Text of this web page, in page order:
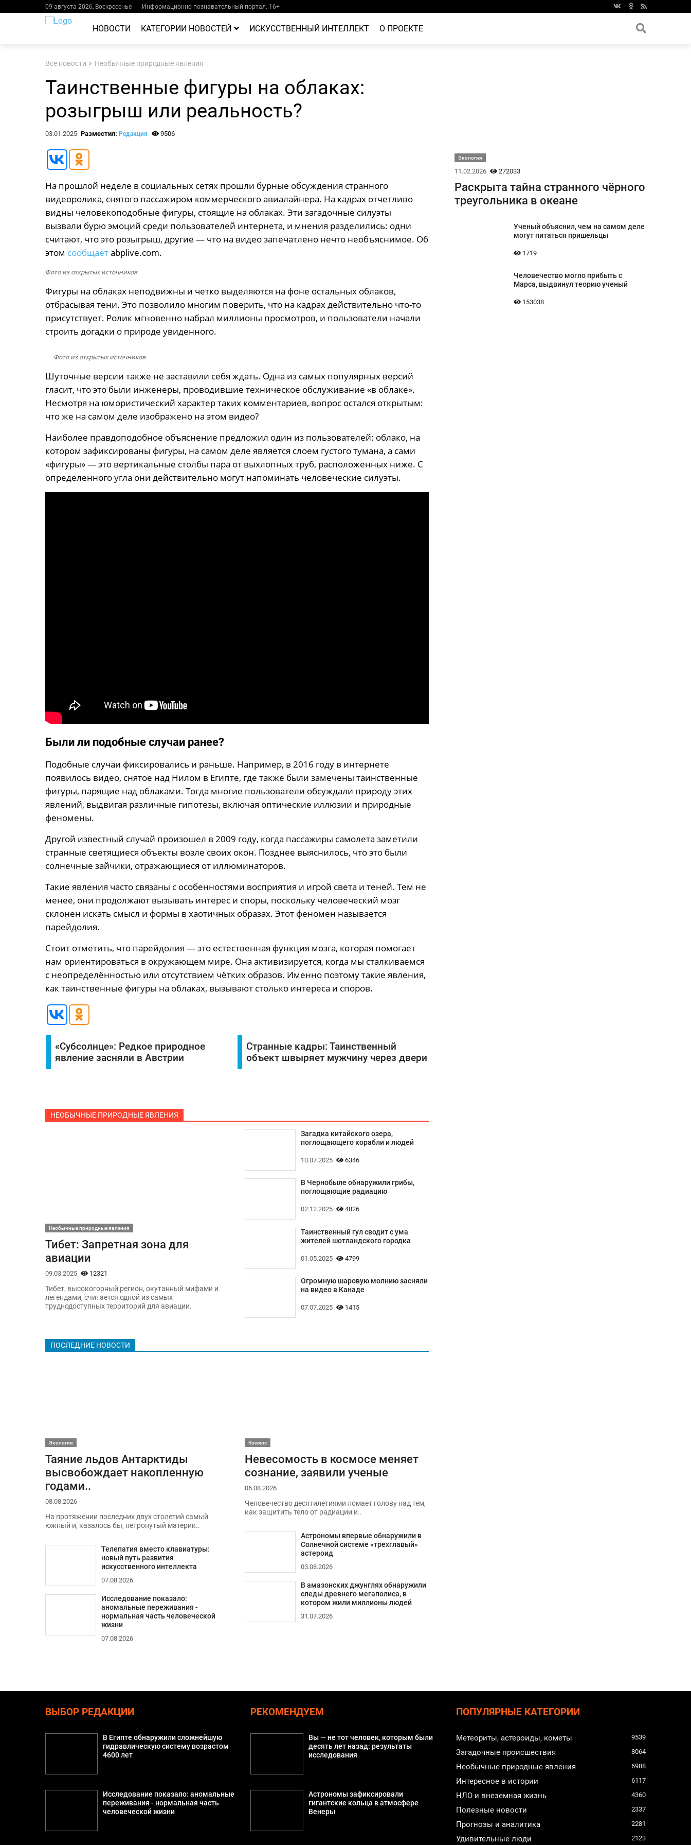
09 августа 2026, Воскресенье Информационно-познавательный портал. 16+
НОВОСТИ КАТЕГОРИИ НОВОСТЕЙ ИСКУССТВЕННЫЙ ИНТЕЛЛЕКТ О ПРОЕКТЕ
Все новости Необычные природные явления
Таинственные фигуры на облаках:
розыгрыш или реальность?
03.01.2025 Разместил: Редакция 9506
На прошлой неделе в социальных сетях прошли бурные обсуждения странного
видеоролика, снятого пассажиром коммерческого авиалайнера. На кадрах отчетливо
видны человекоподобные фигуры, стоящие на облаках. Эти загадочные силуэты
вызвали бурю эмоций среди пользователей интернета, и мнения разделились: одни
считают, что это розыгрыш, другие — что на видео запечатлено нечто необъяснимое. Об
этом сообщаетabplive.com.
Фото из открытых источников
Фигуры на облаках неподвижны и четко выделяются на фоне остальных облаков,
отбрасывая тени. Это позволило многим поверить, что на кадрах действительно что-то
присутствует. Ролик мгновенно набрал миллионы просмотров, и пользователи начали
строить догадки о природе увиденного.
Фото из открытых источников
Шуточные версии также не заставили себя ждать. Одна из самых популярных версий
гласит, что это были инженеры, проводившие техническое обслуживание «в облаке».
Несмотря на юмористический характер таких комментариев, вопрос остался открытым:
что же на самом деле изображено на этом видео?
Наиболее правдоподобное объяснение предложил один из пользователей: облако, на
котором зафиксированы фигуры, на самом деле является слоем густого тумана, а сами
«фигуры» — это вертикальные столбы пара от выхлопных труб, расположенных ниже. С
определенного угла они действительно могут напоминать человеческие силуэты.
Были ли подобные случаи ранее?
Подобные случаи фиксировались и раньше. Например, в 2016 году в интернете
появилось видео, снятое над Нилом в Египте, где также были замечены таинственные
фигуры, парящие над облаками. Тогда многие пользователи обсуждали природу этих
явлений, выдвигая различные гипотезы, включая оптические иллюзии и природные
феномены.
Другой известный случай произошел в 2009 году, когда пассажиры самолета заметили
странные светящиеся объекты возле своих окон. Позднее выяснилось, что это были
солнечные зайчики, отражающиеся от иллюминаторов.
Такие явления часто связаны с особенностями восприятия и игрой света и теней. Тем не
менее, они продолжают вызывать интерес и споры, поскольку человеческий мозг
склонен искать смысл и формы в хаотичных образах. Этот феномен называется
парейдолия.
Стоит отметить, что парейдолия — это естественная функция мозга, которая помогает
нам ориентироваться в окружающем мире. Она активизируется, когда мы сталкиваемся
с неопределённостью или отсутствием чётких образов. Именно поэтому такие явления,
как таинственные фигуры на облаках, вызывают столько интереса и споров.
«Субсолнце»: Редкое природное
явление засняли в Австрии
Странные кадры: Таинственный
объект швыряет мужчину через двери
НЕОБЫЧНЫЕ ПРИРОДНЫЕ ЯВЛЕНИЯ
Необычные природные явления
Тибет: Запретная зона для
авиации
09.03.2025 12321
Тибет, высокогорный регион, окутанный мифами и
легендами, считается одной из самых
труднодоступных территорий для авиации.
Загадка китайского озера,
поглощающего корабли и людей
10.07.2025 6346
В Чернобыле обнаружили грибы,
поглощающие радиацию
02.12.2025 4826
Таинственный гул сводит с ума
жителей шотландского городка
01.05.2025 4799
Огромную шаровую молнию засняли
на видео в Канаде
07.07.2025 1415
ПОСЛЕДНИЕ НОВОСТИ
Экология
Таяние льдов Антарктиды
высвобождает накопленную
годами..
08.08.2026
На протяжении последних двух столетий самый
южный и, казалось бы, нетронутый материк..
Телепатия вместо клавиатуры:
новый путь развития
искусственного интеллекта
07.08.2026
Исследование показало:
аномальные переживания -
нормальная часть человеческой
жизни
07.08.2026
Космос
Невесомость в космосе меняет
сознание, заявили ученые
06.08.2026
Человечество десятилетиями ломает голову над тем,
как защитить тело от радиации и..
Астрономы впервые обнаружили в
Солнечной системе «трехглавый»
астероид
03.08.2026
В амазонских джунглях обнаружили
следы древнего мегаполиса, в
котором жили миллионы людей
31.07.2026
Экология
11.02.2026 272033
Раскрыта тайна странного чёрного
треугольника в океане
Ученый объяснил, чем на самом деле
могут питаться пришельцы
1719
Человечество могло прибыть с
Марса, выдвинул теорию ученый
153038
ВЫБОР РЕДАКЦИИ
В Египте обнаружили сложнейшую
гидравлическую систему возрастом
4600 лет
Исследование показало: аномальные
переживания - нормальная часть
человеческой жизни
РЕКОМЕНДУЕМ
Вы — не тот человек, которым были
десять лет назад: результаты
исследования
Астрономы зафиксировали
гигантские кольца в атмосфере
Венеры
ПОПУЛЯРНЫЕ КАТЕГОРИИ
Метеориты, астероиды, кометы 9539
Загадочные происшествия 8064
Необычные природные явления 6988
Интересное в истории 6117
НЛО и внеземная жизнь 4360
Полезные новости 2337
Прогнозы и аналитика 2281
Удивительные люди 2123